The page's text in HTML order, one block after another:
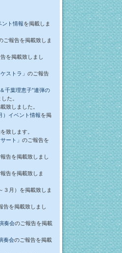
ント情報を掲載しま
ご報告を掲載致しま
を掲載致しまし
ストラ」のご報告
千葉理恵子”連弾の
た。
致しました。
）イベント情報を掲
致します。
ート」のご報告を
告を掲載致しまし
告を掲載致しま
３月）を掲載致しま
告を掲載致しまし
奏会のご報告を掲載
奏会のご報告を掲載